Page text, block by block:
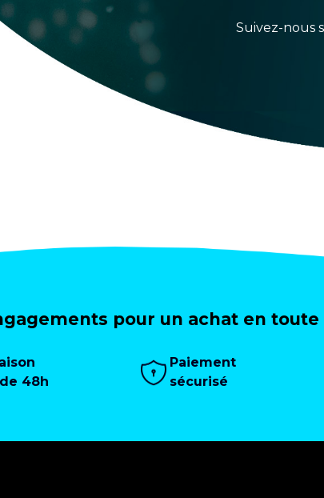
Suivez-nous
pour un achat en
48h
Paiement
sécurisé